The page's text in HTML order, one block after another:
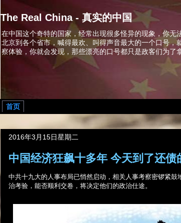
The Real China - 真实的中国
在中国这个奇特的国家，经常出现很多怪异的现象，你
北京到各个省市，喊得最欢、叫得声音最大的一个口号
察体验，你就会发现，那些漂亮的口号都只是政客们为了
首页
2016年3月15日星期二
中国经济狂飙十多年 今天到了还债
中共十九大的人事布局已悄然启动，相关人事考察密锣紧
治考验，能否顺利交卷，将决定他们的政治仕途。